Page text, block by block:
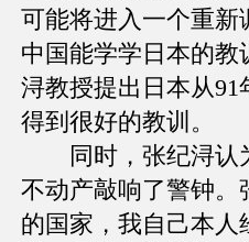
可能将进入一个重新
中国能学学日本的
浔教授提出日本从
得到很好的教训。
同时，张纪浔认
不动产敲响了警钟。
的国家，我自己本